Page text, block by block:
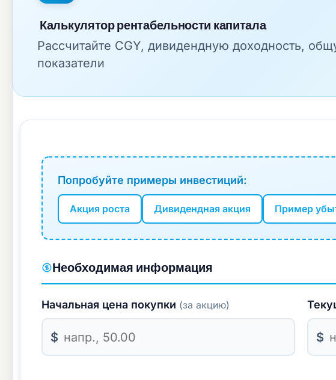
Калькулятор рентабельности капитала
Рассчитайте CGY, дивидендную доходность,
показатели
Попробуйте примеры инвестиций:
Акция роста Дивидендная акция Пример
Необходимая информация
Начальная цена покупки (за акцию)
$ $